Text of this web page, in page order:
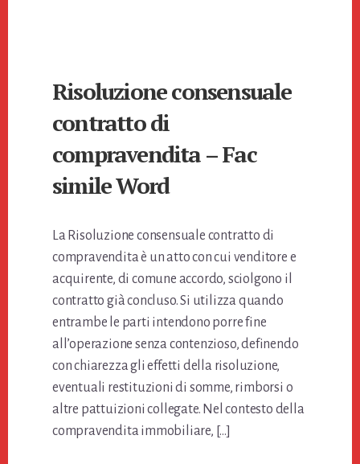
Risoluzione consensuale
contratto di
compravendita​ – Fac
simile Word
La Risoluzione consensuale contratto di
compravendita è un atto con cui venditore e
acquirente, di comune accordo, sciolgono il
contratto già concluso. Si utilizza quando
entrambe le parti intendono porre fine
all’operazione senza contenzioso, definendo
con chiarezza gli effetti della risoluzione,
eventuali restituzioni di somme, rimborsi o
altre pattuizioni collegate. Nel contesto della
compravendita immobiliare, […]